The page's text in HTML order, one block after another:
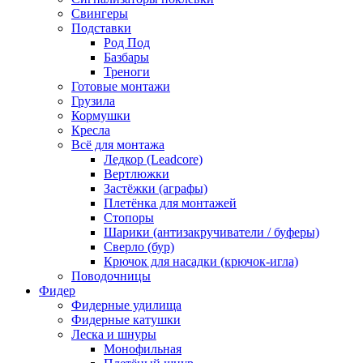
Свингеры
Подставки
Род Под
Базбары
Треноги
Готовые монтажи
Грузила
Кормушки
Кресла
Всё для монтажа
Ледкор (Leadcore)
Вертлюжки
Застёжки (аграфы)
Плетёнка для монтажей
Стопоры
Шарики (антизакручиватели / буферы)
Сверло (бур)
Крючок для насадки (крючок-игла)
Поводочницы
Фидер
Фидерные удилища
Фидерные катушки
Леска и шнуры
Монофильная